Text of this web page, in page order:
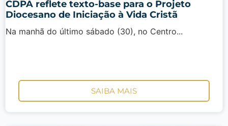
CDPA reflete texto-base para o Projeto
Diocesano de Iniciação à Vida Cristã
Na manhã do último sábado (30), no Centro...
SAIBA MAIS